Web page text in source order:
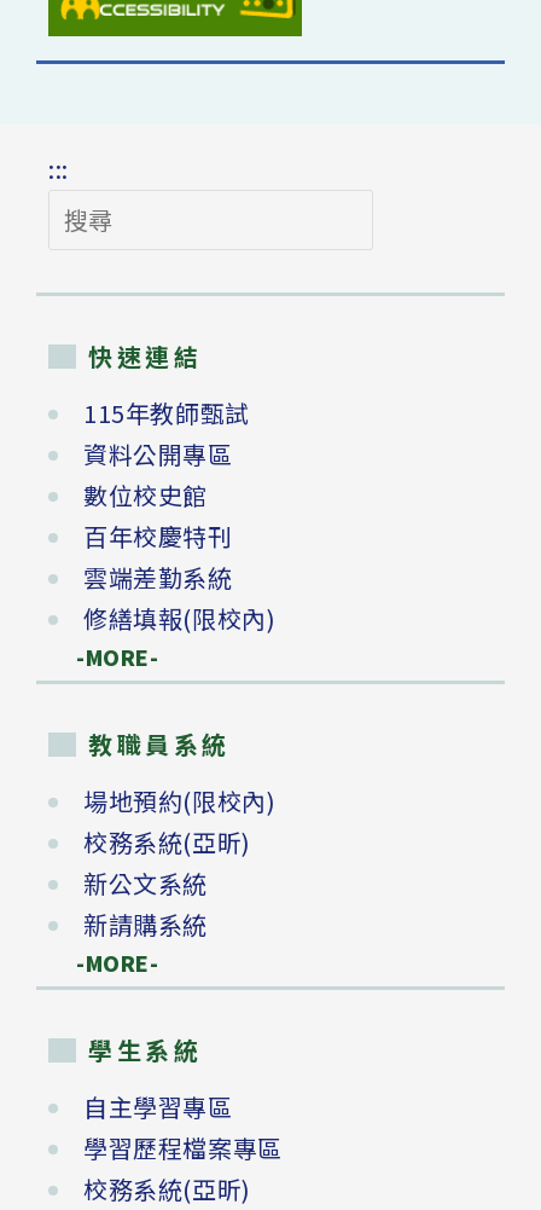
:::
搜
尋
快速連結
115年教師甄試
資料公開專區
數位校史館
百年校慶特刊
雲端差勤系統
修繕填報(限校內)
-MORE-
教職員系統
場地預約(限校內)
校務系統(亞昕)
新公文系統
新請購系統
-MORE-
學生系統
自主學習專區
學習歷程檔案專區
校務系統(亞昕)